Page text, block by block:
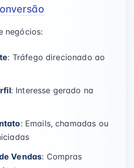
negócios:
: Tráfego direcionado ao
: Interesse gerado na
: Emails, chamadas ou
Vendas: Compras